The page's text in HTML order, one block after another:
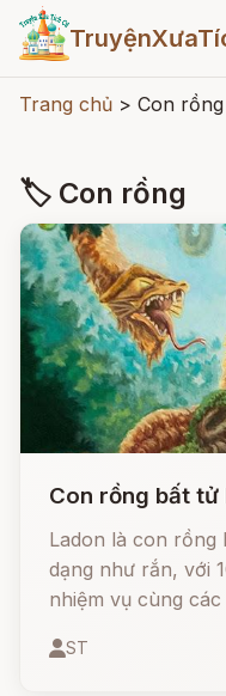
Trang chủ > Con rồng
🏷 Con rồng
Con rồng bất tử
Ladon là con rồng
dạng như rắn, với
nhiệm vụ cùng
ST